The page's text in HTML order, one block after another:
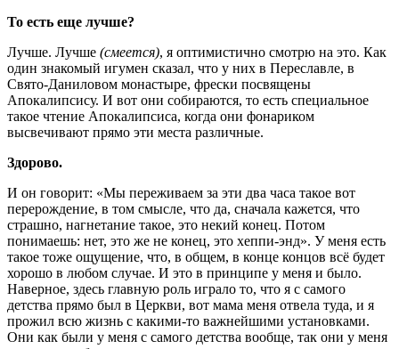
То есть еще лучше?
Лучше. Лучше (смеется), я оптимистично смотрю на это. Как
один знакомый игумен сказал, что у них в Переславле, в
Свято-Даниловом монастыре, фрески посвящены
Апокалипсису. И вот они собираются, то есть специальное
такое чтение Апокалипсиса, когда они фонариком
высвечивают прямо эти места различные.
Здорово.
И он говорит: «Мы переживаем за эти два часа такое вот
перерождение, в том смысле, что да, сначала кажется, что
страшно, нагнетание такое, это некий конец. Потом
понимаешь: нет, это же не конец, это хеппи-энд». У меня есть
такое тоже ощущение, что, в общем, в конце концов всё будет
хорошо в любом случае. И это в принципе у меня и было.
Наверное, здесь главную роль играло то, что я с самого
детства прямо был в Церкви, вот мама меня отвела туда, и я
прожил всю жизнь с какими-то важнейшими установками.
Они как были у меня с самого детства вообще, так они у меня